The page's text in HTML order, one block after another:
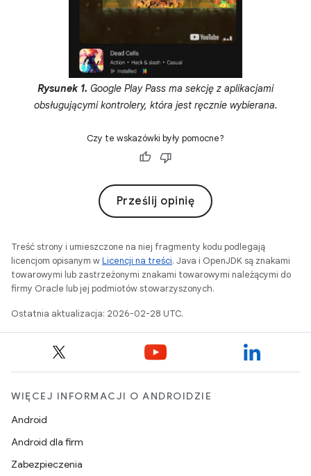
Rysunek 1. Google Play Pass ma sekcję z aplikacjami
obsługującymi kontrolery, która jest ręcznie wybierana.
Czy te wskazówki były pomocne?
Prześlij opinię
Treść strony i umieszczone na niej fragmenty kodu podlegają
licencjom opisanym wLicencji na treści. Java i OpenJDK są znakami
towarowymi lub zastrzeżonymi znakami towarowymi należącymi do
firmy Oracle lub jej podmiotów stowarzyszonych.
Ostatnia aktualizacja: 2026-02-28 UTC.
WIĘCEJ INFORMACJI O ANDROIDZIE
Android
Android dla firm
Zabezpieczenia